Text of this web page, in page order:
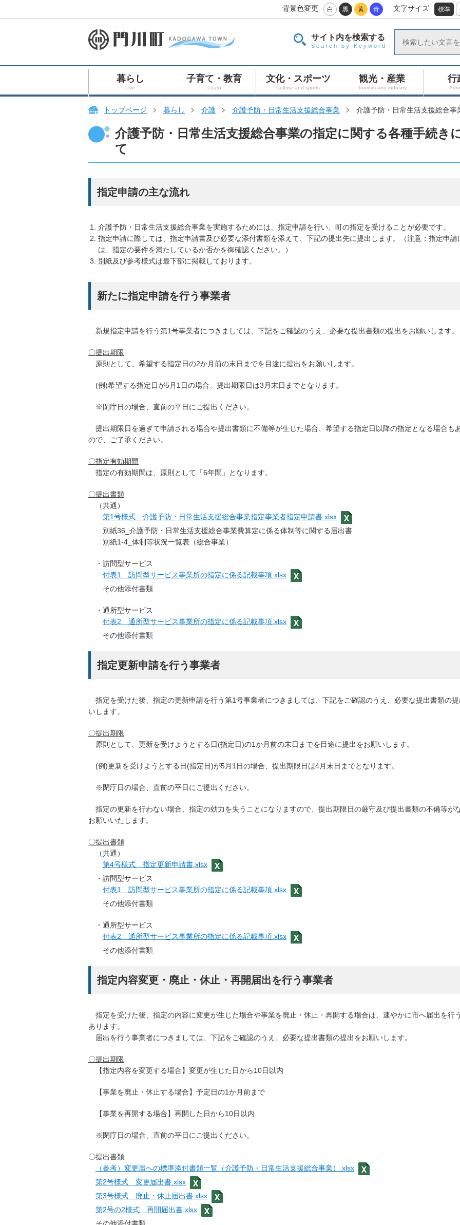
背景色変更 白 黒 黄 青 文字サイズ 標準
サイト内を検索する
Search by Keyword
暮らし
Live
子育て・教育
Learn
文化・スポーツ
Culture and sports
観光・産業
Tourism and industry
行
トップページ 暮らし 介護 介護予防・日常生活支援総合事業 介護予防・日常生活支援総合
介護予防・日常生活支援総合事業の指定に関する各種手続き
て
指定申請の主な流れ
介護予防・日常生活支援総合事業を実施するためには、指定申請を行い、町の指定を受けることが必要です。
指定申請に際しては、指定申請書及び必要な添付書類を添えて、下記の提出先に提出します。（注意：指定申請
は、指定の要件を満たしているか否かを御確認ください。）
別紙及び参考様式は最下部に掲載しております。
新たに指定申請を行う事業者
新規指定申請を行う第1号事業者につきましては、下記をご確認のうえ、必要な提出書類の提出をお願いします。
〇提出期限
原則として、希望する指定日の2か月前の末日までを目途に提出をお願いします。
(例)希望する指定日が5月1日の場合、提出期限日は3月末日までとなります。
※閉庁日の場合、直前の平日にご提出ください。
提出期限日を過ぎて申請される場合や提出書類に不備等が生じた場合、希望する指定日以降の指定となる場合も
ので、ご了承ください。
〇指定有効期間
指定の有効期間は、原則として「6年間」となります。
〇提出書類
（共通）
第1号様式 介護予防・日常生活支援総合事業指定事業者指定申請書.xlsx
別紙36_介護予防・日常生活支援総合事業費算定に係る体制等に関する届出書
別紙1-4_体制等状況一覧表（総合事業）
・訪問型サービス
付表1 訪問型サービス事業所の指定に係る記載事項.xlsx
その他添付書類
・通所型サービス
付表2 通所型サービス事業所の指定に係る記載事項.xlsx
その他添付書類
指定更新申請を行う事業者
指定を受けた後、指定の更新申請を行う第1号事業者につきましては、下記をご確認のうえ、必要な提出書類の
いします。
〇提出期限
原則として、更新を受けようとする日(指定日)の1か月前の末日までを目途に提出をお願いします。
(例)更新を受けようとする日(指定日)が5月1日の場合、提出期限日は4月末日までとなります。
※閉庁日の場合、直前の平日にご提出ください。
指定の更新を行わない場合、指定の効力を失うことになりますので、提出期限日の厳守及び提出書類の不備等が
お願いいたします。
〇提出書類
（共通）
第4号様式 指定更新申請書.xlsx
・訪問型サービス
付表1 訪問型サービス事業所の指定に係る記載事項.xlsx
その他添付書類
・通所型サービス
付表2 通所型サービス事業所の指定に係る記載事項.xlsx
その他添付書類
指定内容変更・廃止・休止・再開届出を行う事業者
指定を受けた後、指定の内容に変更が生じた場合や事業を廃止・休止・再開する場合は、速やかに市へ届出を行
あります。
届出を行う事業者につきましては、下記をご確認のうえ、必要な提出書類の提出をお願いします。
〇提出期限
【指定内容を変更する場合】変更が生じた日から10日以内
【事業を廃止・休止する場合】 予定日の1か月前まで
【事業を再開する場合】 再開した日から10日以内
※閉庁日の場合、直前の平日にご提出ください。
〇提出書類
（参考）変更届への標準添付書類一覧（介護予防・日常生活支援総合事業）.xlsx
第2号様式 変更届出書.xlsx
第3号様式 廃止・休止届出書.xlsx
第2号の2様式 再開届出書.xlsx